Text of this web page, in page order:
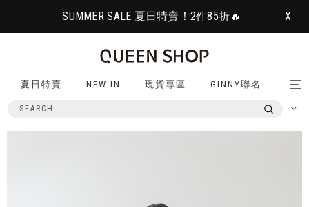
SUMMER SALE 夏日特賣！2件85折🔥 X
夏日特賣 NEW IN 現貨專區 GINNY聯名